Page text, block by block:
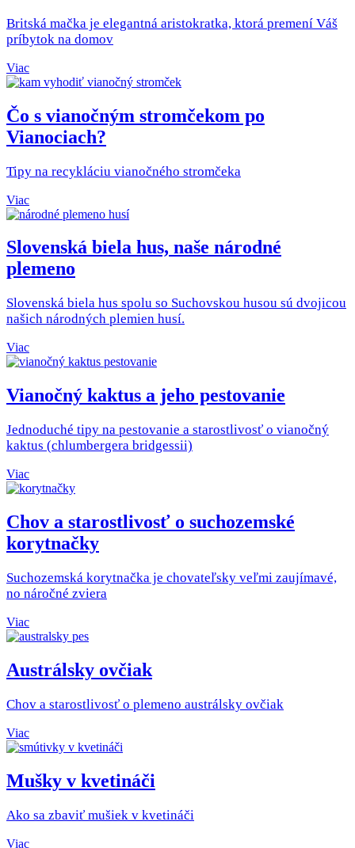
Britská mačka je elegantná aristokratka, ktorá premení Váš
príbytok na domov
Viac
Čo s vianočným stromčekom po
Vianociach?
Tipy na recykláciu vianočného stromčeka
Viac
Slovenská biela hus, naše národné
plemeno
Slovenská biela hus spolu so Suchovskou husou sú dvojicou
našich národných plemien husí.
Viac
Vianočný kaktus a jeho pestovanie
Jednoduché tipy na pestovanie a starostlivosť o vianočný
kaktus (chlumbergera bridgessii)
Viac
Chov a starostlivosť o suchozemské
korytnačky
Suchozemská korytnačka je chovateľsky veľmi zaujímavé,
no náročné zviera
Viac
Austrálsky ovčiak
Chov a starostlivosť o plemeno austrálsky ovčiak
Viac
Mušky v kvetináči
Ako sa zbaviť mušiek v kvetináči
Viac